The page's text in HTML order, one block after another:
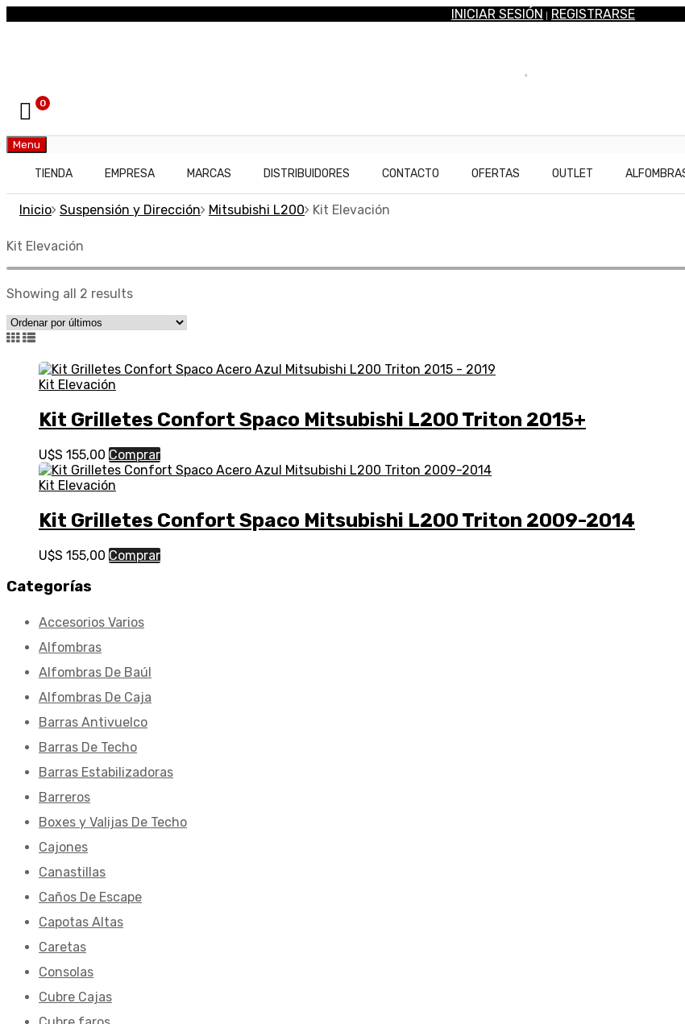
INICIAR SESIÓN REGISTRARSE
0
Menu
TIENDA EMPRESA MARCAS DISTRIBUIDORES CONTACTO OFERTAS OUTLET
Inicio Suspensión y Dirección Mitsubishi L200 Kit Elevación
Kit Elevación
Showing all 2 results
Kit Elevación
Kit Grilletes Confort Spaco Mitsubishi L200 Triton 2015+
U$S 155,00 Comprar
Kit Elevación
Kit Grilletes Confort Spaco Mitsubishi L200 Triton 2009-2014
U$S 155,00 Comprar
Categorías
Accesorios Varios
Alfombras
Alfombras De Baúl
Alfombras De Caja
Barras Antivuelco
Barras De Techo
Barras Estabilizadoras
Barreros
Boxes y Valijas De Techo
Cajones
Canastillas
Caños De Escape
Capotas Altas
Caretas
Consolas
Cubre Cajas